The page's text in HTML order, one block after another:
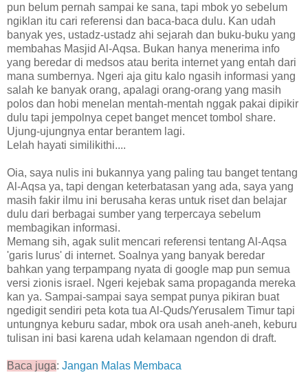
pun belum pernah sampai ke sana, tapi mbok yo sebelum
ngiklan itu cari referensi dan baca-baca dulu. Kan udah
banyak yes, ustadz-ustadz ahi sejarah dan buku-buku yang
membahas Masjid Al-Aqsa. Bukan hanya menerima info
yang beredar di medsos atau berita internet yang entah dari
mana sumbernya. Ngeri aja gitu kalo ngasih informasi yang
salah ke banyak orang, apalagi orang-orang yang masih
polos dan hobi menelan mentah-mentah nggak pakai dipikir
dulu tapi jempolnya cepet banget mencet tombol share.
Ujung-ujungnya entar berantem lagi.
Lelah hayati similikithi....
Oia, saya nulis ini bukannya yang paling tau banget tentang
Al-Aqsa ya, tapi dengan keterbatasan yang ada, saya yang
masih fakir ilmu ini berusaha keras untuk riset dan belajar
dulu dari berbagai sumber yang terpercaya sebelum
membagikan informasi.
Memang sih, agak sulit mencari referensi tentang Al-Aqsa
'garis lurus' di internet. Soalnya yang banyak beredar
bahkan yang terpampang nyata di google map pun semua
versi zionis israel. Ngeri kejebak sama propaganda mereka
kan ya. Sampai-sampai saya sempat punya pikiran buat
ngedigit sendiri peta kota tua Al-Quds/Yerusalem Timur tapi
untungnya keburu sadar, mbok ora usah aneh-aneh, keburu
tulisan ini basi karena udah kelamaan ngendon di draft.
Baca juga: Jangan Malas Membaca